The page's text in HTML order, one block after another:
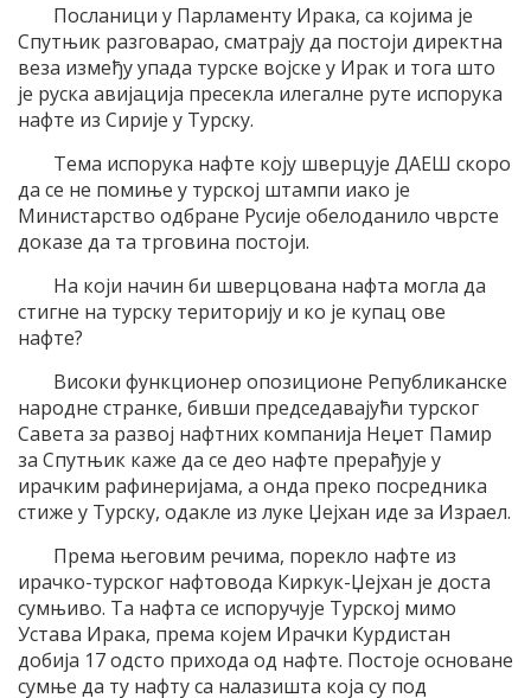
Посланици у Парламенту Ирака, са којима је
Спутњик разговарао, сматрају да постоји директна
веза између упада турске војске у Ирак и тога што
је руска авијација пресекла илегалне руте испорука
нафте из Сирије у Турску.
Тема испорука нафте коју шверцује ДАЕШ скоро
да се не помиње у турској штампи иако је
Министарство одбране Русије обелоданило чврсте
доказе да та трговина постоји.
На који начин би шверцована нафта могла да
стигне на турску територију и ко је купац ове
нафте?
Високи функционер опозиционе Републиканске
народне странке, бивши председавајући турског
Савета за развој нафтних компанија Неџет Памир
за Спутњик каже да се део нафте прерађује у
ирачким рафинеријама, а онда преко посредника
стиже у Турску, одакле из луке Џејхан иде за Израел.
Према његовим речима, порекло нафте из
ирачко-турског нафтовода Киркук-Џејхан је доста
сумњиво. Та нафта се испоручује Турској мимо
Устава Ирака, према којем Ирачки Курдистан
добија 17 одсто прихода од нафте. Постоје основане
сумње да ту нафту са налазишта која су под